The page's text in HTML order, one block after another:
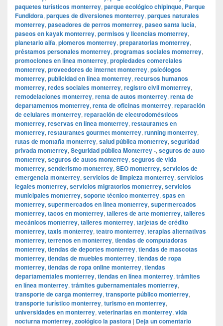
paquetes turísticos monterrey, parque ecológico chipinque, Parque
Fundidora, parques de diversiones monterrey, parques naturales
monterrey, paseadores de perros monterrey, paseo santa lucía,
paseos en kayak monterrey, permisos y licencias monterrey,
planetario alfa, plomeros monterrey, preparatorias monterrey,
préstamos personales monterrey, programas sociales monterrey,
promociones en línea monterrey, propiedades comerciales
monterrey, proveedores de internet monterrey, psicólogos
monterrey, publicidad en línea monterrey, recursos humanos
monterrey, redes sociales monterrey, registro civil monterrey,
remodelaciones monterrey, renta de autos monterrey, renta de
departamentos monterrey, renta de oficinas monterrey, reparación
de celulares monterrey, reparación de electrodomésticos
monterrey, reservas en línea monterrey, restaurantes en
monterrey, restaurantes gourmet monterrey, running monterrey,
rutas de montaña monterrey, salud pública monterrey, seguridad
privada monterrey, Seguridad pública Monterrey -, seguros de auto
monterrey, seguros de autos monterrey, seguros de vida
monterrey, senderismo monterrey, SEO monterrey, servicios de
emergencia monterrey, servicios de limpieza monterrey, servicios
legales monterrey, servicios migratorios monterrey, servicios
municipales monterrey, soporte técnico monterrey, spas en
monterrey, supermercados en línea monterrey, supermercados
monterrey, tacos en monterrey, talleres de arte monterrey, talleres
mecánicos monterrey, talleres monterrey, tarjetas de crédito
monterrey, taxis monterrey, teatro monterrey, terapias alternativas
monterrey, terrenos en monterrey, tiendas de computadoras
monterrey, tiendas de deportes monterrey, tiendas de mascotas
monterrey, tiendas de muebles monterrey, tiendas de ropa
monterrey, tiendas de ropa online monterrey, tiendas
departamentales monterrey, tiendas en línea monterrey, trámites
en línea monterrey, trámites gubernamentales monterrey,
transporte de carga monterrey, transporte público monterrey,
transporte turístico monterrey, turismo en monterrey,
universidades en monterrey, veterinarias en monterrey, vida
nocturna monterrey, zoológico la pastora | Deja un comentario